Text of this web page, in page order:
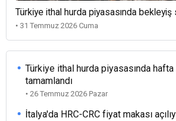
Türkiye ithal hurda piyasasında bekleyiş
• 31 Temmuz 2026 Cuma
Türkiye ithal hurda piyasasında
tamamlandı
• 26 Temmuz 2026 Pazar
İtalya'da HRC-CRC fiyat makası